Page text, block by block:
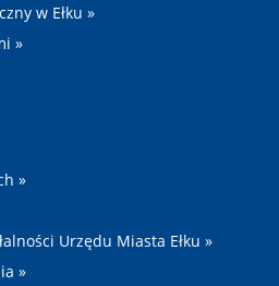
w Ełku »
»
»
Urzędu Miasta Ełku »
»